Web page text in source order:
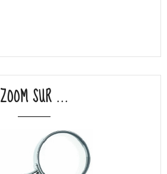
ZOOM SUR ...